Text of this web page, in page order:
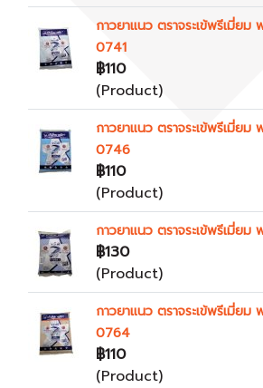
กาวยาแนว ตราจระเข้พรีเมี่ย
0741
฿110
(Product)
กาวยาแนว ตราจระเข้พรีเมี่ยม
0746
฿110
(Product)
กาวยาแนว ตราจระเข้พรีเมี่ย
฿130
(Product)
กาวยาแนว ตราจระเข้พรีเมี่ย
0764
฿110
(Product)